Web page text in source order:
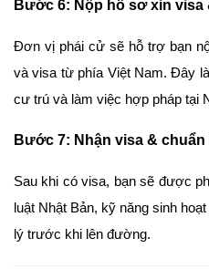
Bước 6: Nộp hồ sơ xin
Đơn vị phái cử sẽ hỗ trợ bạn
và visa từ phía Việt Nam. Đây
cư trú và làm việc hợp pháp tại
Bước 7: Nhận visa & chuẩn
Sau khi có visa, bạn sẽ được
luật Nhật Bản, kỹ năng sinh
lý trước khi lên đường.